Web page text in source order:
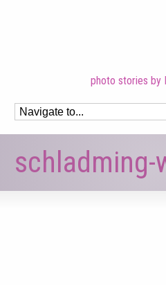
photo stories by
schladming-